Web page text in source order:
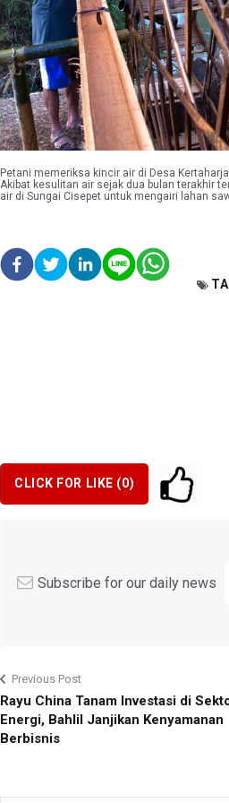
Petani memeriksa kincir air di Desa
Akibat kesulitan air sejak dua bulan terakhir
air di Sungai Cisepet untuk mengairi lahan
CLICK FOR LIKE (0)
Subscribe for our daily news
Previous Post
Rayu China Tanam Investasi di
Energi, Bahlil Janjikan Kenyamanan
Berbisnis